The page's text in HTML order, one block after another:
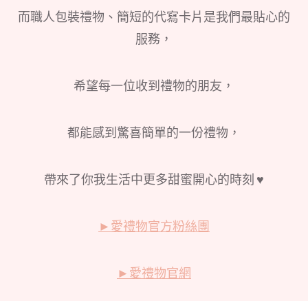
而職人包裝禮物、簡短的代寫卡片是我們最貼心的
服務，
希望每一位收到禮物的朋友，
都能感到驚喜簡單的一份禮物，
帶來了你我生活中更多甜蜜開心的時刻 ♥
► 愛禮物官方粉絲團
► 愛禮物官網